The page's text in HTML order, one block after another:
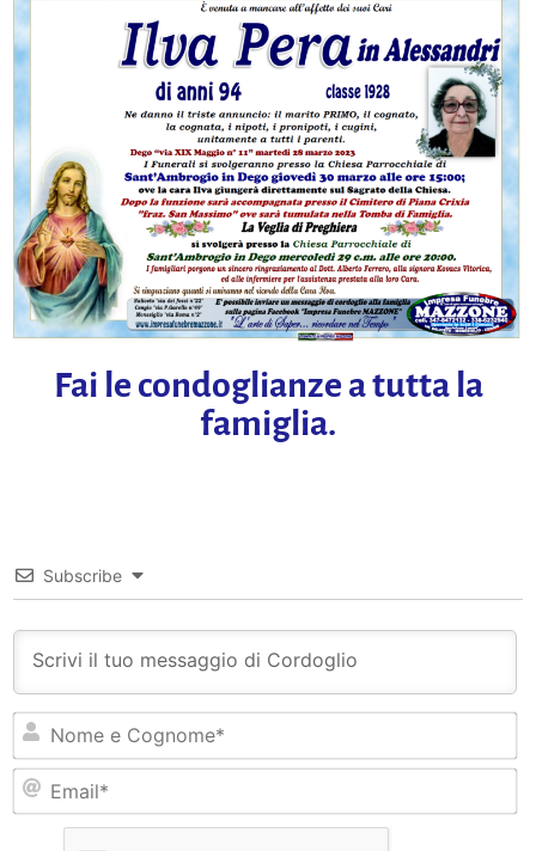
Fai le condoglianze a tutta la
famiglia.
Subscribe